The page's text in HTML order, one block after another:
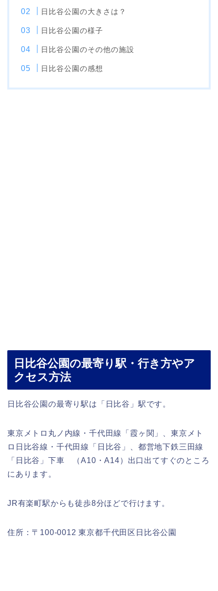
日比谷公園の大きさは？
日比谷公園の様子
日比谷公園のその他の施設
日比谷公園の感想
日比谷公園の最寄り駅・行き方やア
クセス方法
日比谷公園の最寄り駅は「日比谷」駅です。
東京メトロ丸ノ内線・千代田線「霞ヶ関」、東京メト
ロ日比谷線・千代田線「日比谷」、都営地下鉄三田線
「日比谷」下車 （A10・A14）出口出てすぐのところ
にあります。
JR有楽町駅からも徒歩8分ほどで行けます。
住所：〒100-0012 東京都千代田区日比谷公園